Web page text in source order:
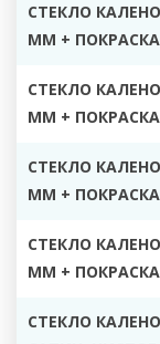
СТЕКЛО
ММ + ПОКРАСКА
СТЕКЛО
ММ + ПОКРАСКА
СТЕКЛО
ММ + ПОКРАСКА
СТЕКЛО
ММ + ПОКРАСКА
СТЕКЛО